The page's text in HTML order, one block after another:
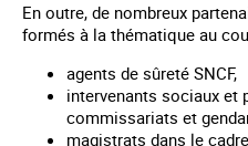
En outre, de nombreux
formés à la thématique au
agents de sûreté SNCF,
intervenants sociaux et
commissariats et
magistrats dans le